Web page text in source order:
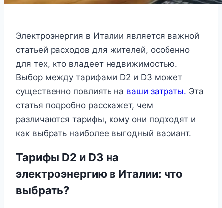
Электроэнергия в Италии является важной
статьей расходов для жителей, особенно
для тех, кто владеет недвижимостью.
Выбор между тарифами D2 и D3 может
существенно повлиять на ваши затраты. Эта
статья подробно расскажет, чем
различаются тарифы, кому они подходят и
как выбрать наиболее выгодный вариант.
Тарифы D2 и D3 на
электроэнергию в Италии: что
выбрать?